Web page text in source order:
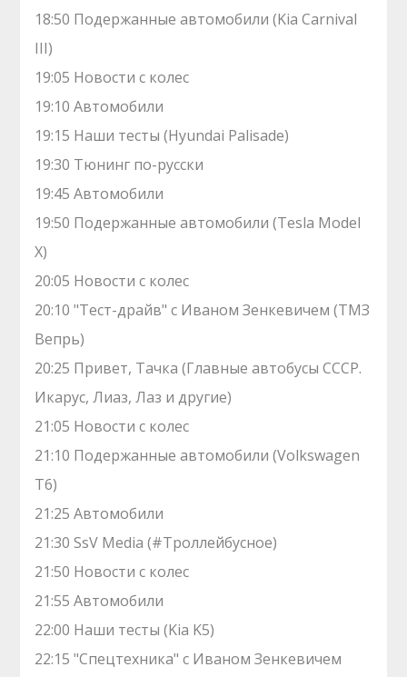
18:50 Подержанные автомобили (Kia Carnival
III)
19:05 Новости с колес
19:10 Автомобили
19:15 Наши тесты (Hyundai Palisade)
19:30 Тюнинг по-русски
19:45 Автомобили
19:50 Подержанные автомобили (Tesla Model
X)
20:05 Новости с колес
20:10 "Тест-драйв" с Иваном Зенкевичем (ТМЗ
Вепрь)
20:25 Привет, Тачка (Главные автобусы СССР.
Икарус, Лиаз, Лаз и другие)
21:05 Новости с колес
21:10 Подержанные автомобили (Volkswagen
T6)
21:25 Автомобили
21:30 SsV Media (#Троллейбусное)
21:50 Новости с колес
21:55 Автомобили
22:00 Наши тесты (Kia K5)
22:15 "Спецтехника" с Иваном Зенкевичем